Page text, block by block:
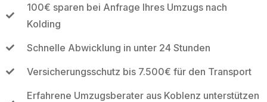
100€ sparen bei Anfrage Ihres Umzugs nach
Kolding
Schnelle Abwicklung in unter 24 Stunden
Versicherungsschutz bis 7.500€ für den Transport
Erfahrene Umzugsberater aus Koblenz unterstützen